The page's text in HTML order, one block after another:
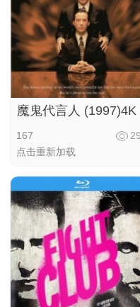
魔鬼代言人 (1997)4K
167
点击重新加载